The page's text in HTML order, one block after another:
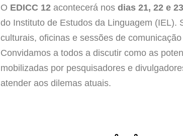
O EDICC 12 acontecerá nosdias 21, 22 e
do Instituto de Estudos da Linguagem (IEL).
culturais, oficinas e sessões de
Convidamos a todos a discutir como as
mobilizadas por pesquisadores e
atender aos dilemas atuais.